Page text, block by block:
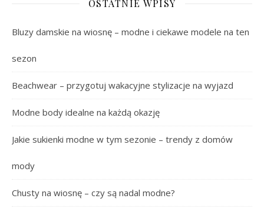
OSTATNIE WPISY
Bluzy damskie na wiosnę – modne i ciekawe modele na ten
sezon
Beachwear – przygotuj wakacyjne stylizacje na wyjazd
Modne body idealne na każdą okazję
Jakie sukienki modne w tym sezonie – trendy z domów
mody
Chusty na wiosnę – czy są nadal modne?